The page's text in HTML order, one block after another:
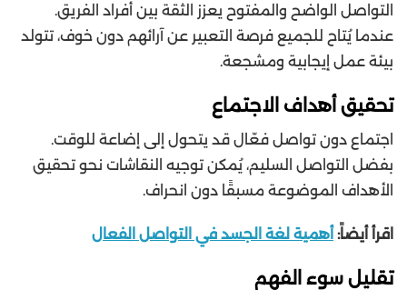
التواصل الواضح والمفتوح يعزز الثقة بين أفراد الفريق.
عندما يُتاح للجميع فرصة التعبير عن آرائهم دون خوف، تتولد
بيئة عمل إيجابية ومشجعة.
تحقيق أهداف الاجتماع
اجتماع دون تواصل فعّال قد يتحول إلى إضاعة للوقت.
بفضل التواصل السليم، يُمكن توجيه النقاشات نحو تحقيق
الأهداف الموضوعة مسبقًا دون انحراف.
اقرأ أيضاً:أهمية لغة الجسد في التواصل الفعال
تقليل سوء الفهم